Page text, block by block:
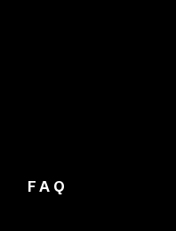
FAQ